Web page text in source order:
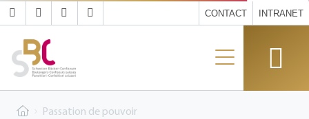
CONTACT INTRANET
Passation de pouvoir